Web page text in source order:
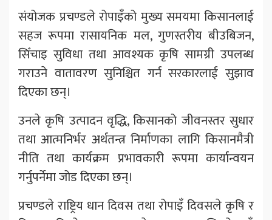
संयोजक प्रचण्डले रोपाइँको मुख्य समयमा किसानलाई
सहज रूपमा रासायनिक मल, गुणस्तरीय बीउबिजन,
सिँचाइ सुविधा तथा आवश्यक कृषि सामग्री उपलब्ध
गराउने वातावरण सुनिश्चित गर्न सरकारलाई सुझाव
दिएका छन्।
उनले कृषि उत्पादन वृद्धि, किसानको जीवनस्तर सुधार
तथा आत्मनिर्भर अर्थतन्त्र निर्माणका लागि किसानमैत्री
नीति तथा कार्यक्रम प्रभावकारी रूपमा कार्यान्वयन
गर्नुपर्नेमा जोड दिएका छन्।
प्रचण्डले राष्ट्रिय धान दिवस तथा रोपाइँ दिवसले कृषि र